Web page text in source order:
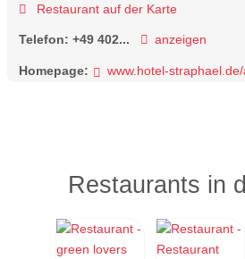
Restaurant auf der Karte
Telefon: +49 402... anzeigen
Homepage: www.hotel-
Restaurants in